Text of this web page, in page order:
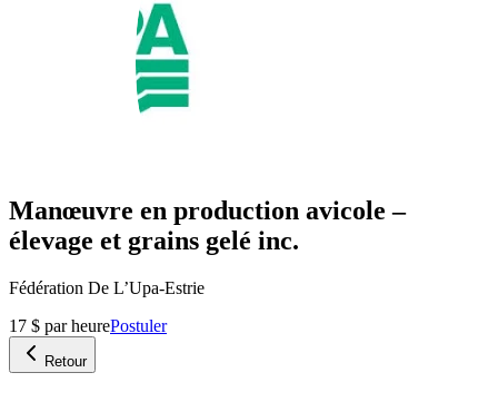
Manœuvre en production avicole –
élevage et grains gelé inc.
Fédération De L’Upa-Estrie
17 $ par heurePostuler
Retour